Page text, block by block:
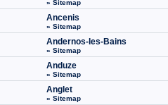
» Sitemap
Ancenis
» Sitemap
Andernos-les-Bains
» Sitemap
Anduze
» Sitemap
Anglet
» Sitemap